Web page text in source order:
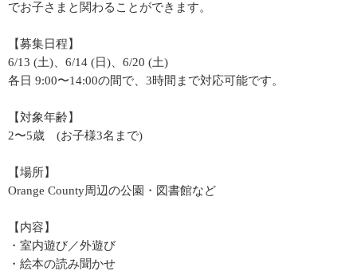
でお子さまと関わることができます。
【募集日程】
6/13 (土)、6/14 (日)、6/20 (土)
各日 9:00〜14:00の間で、3時間まで対応可能です。
【対象年齢】
2〜5歳 (お子様3名まで)
【場所】
Orange County周辺の公園・図書館など
【内容】
・室内遊び／外遊び
・絵本の読み聞かせ